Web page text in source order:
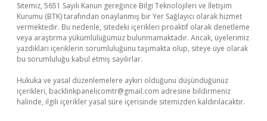
Sitemiz, 5651 Sayılı Kanun gereğince Bilgi Teknolojileri ve İletişim
Kurumu (BTK) tarafından onaylanmış bir Yer Sağlayıcı olarak hizmet
vermektedir. Bu nedenle, sitedeki içerikleri proaktif olarak denetleme
veya araştırma yükümlülüğümüz bulunmamaktadır. Ancak, üyelerimiz
yazdıkları içeriklerin sorumluluğunu taşımakta olup, siteye üye olarak
bu sorumluluğu kabul etmiş sayılırlar.
Hukuka ve yasal düzenlemelere aykırı olduğunu düşündüğünüz
içerikleri, backlinkpanelicomtr@gmail.com adresine bildirmeniz
halinde, ilgili içerikler yasal süre içerisinde sitemizden kaldırılacaktır.